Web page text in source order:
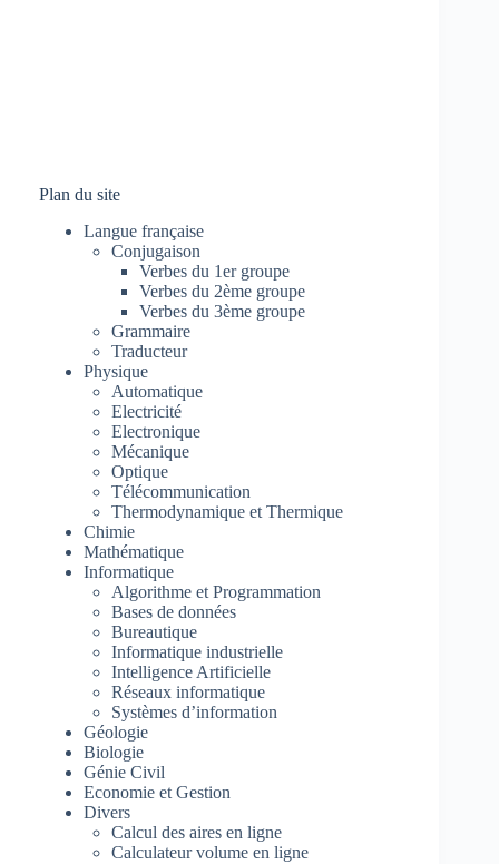
Plan du site
Langue française
Conjugaison
Verbes du 1er groupe
Verbes du 2ème groupe
Verbes du 3ème groupe
Grammaire
Traducteur
Physique
Automatique
Electricité
Electronique
Mécanique
Optique
Télécommunication
Thermodynamique et Thermique
Chimie
Mathématique
Informatique
Algorithme et Programmation
Bases de données
Bureautique
Informatique industrielle
Intelligence Artificielle
Réseaux informatique
Systèmes d’information
Géologie
Biologie
Génie Civil
Economie et Gestion
Divers
Calcul des aires en ligne
Calculateur volume en ligne